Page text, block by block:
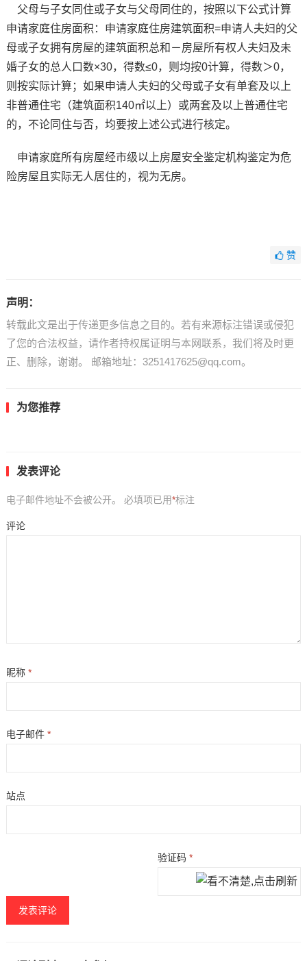
父母与子女同住或子女与父母同住的，按照以下公式计算
申请家庭住房面积：申请家庭住房建筑面积=申请人夫妇的父
母或子女拥有房屋的建筑面积总和－房屋所有权人夫妇及未
婚子女的总人口数×30，得数≤0，则均按0计算，得数＞0，
则按实际计算；如果申请人夫妇的父母或子女有单套及以上
非普通住宅（建筑面积140㎡以上）或两套及以上普通住宅
的，不论同住与否，均要按上述公式进行核定。
申请家庭所有房屋经市级以上房屋安全鉴定机构鉴定为危
险房屋且实际无人居住的，视为无房。
赞
声明：
转载此文是出于传递更多信息之目的。若有来源标注错误或侵犯
了您的合法权益，请作者持权属证明与本网联系，我们将及时更
正、删除，谢谢。 邮箱地址：3251417625@qq.com。
为您推荐
发表评论
电子邮件地址不会被公开。 必填项已用*标注
评论
昵称 *
电子邮件 *
站点
验证码*